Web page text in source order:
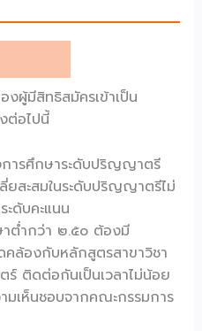
ผู้มีสิทธิสมัครเข้าเป็น
อไปนี้
การศึกษาระดับปริญญาตรี
ลี่ยสะสมในระดับปริญญาตรีไม่
ดับคะแนน
ต่ำกว่า ๒.๕๐ ต้องมี
ล้องกับหลักสูตรสาขาวิชา
ติดต่อกันเป็นเวลาไม่น้อย
มเห็นชอบจากคณะกรรมการ